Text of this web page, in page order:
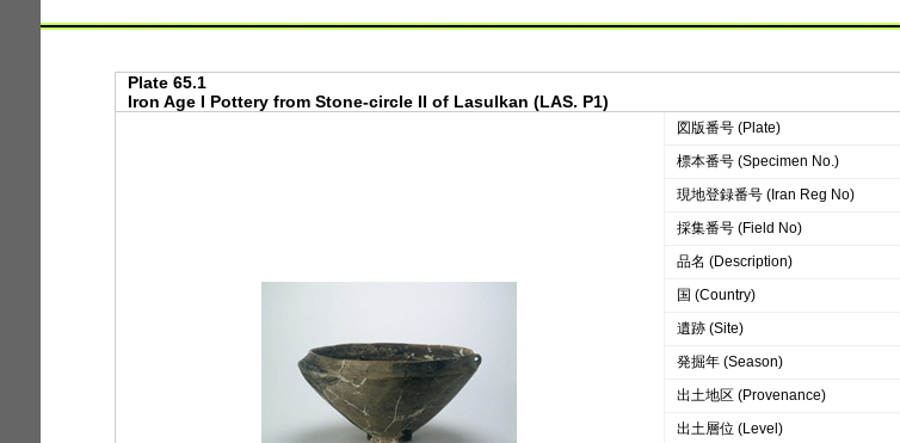
Plate 65.1
Iron Age I Pottery from Stone-circle II of Lasulkan (LAS. P1)
図版番号 (Plate)
標本番号 (Specimen No.)
現地登録番号 (Iran Reg No)
採集番号 (Field No)
品名 (Description)
国 (Country)
遺跡 (Site)
発掘年 (Season)
出土地区 (Provenance)
出土層位 (Level)